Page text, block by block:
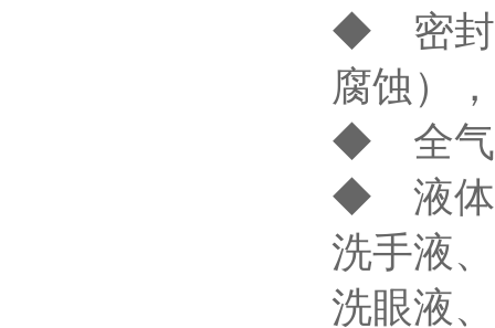
◆ 密封
腐蚀）
◆ 全气
◆ 液体
洗手液
洗眼液